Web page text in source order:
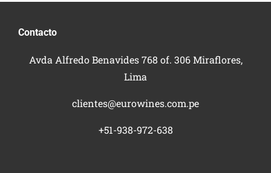
Contacto
Avda Alfredo Benavides 768 of. 306 Miraflores,
Lima
clientes@eurowines.com.pe
+51-938-972-638